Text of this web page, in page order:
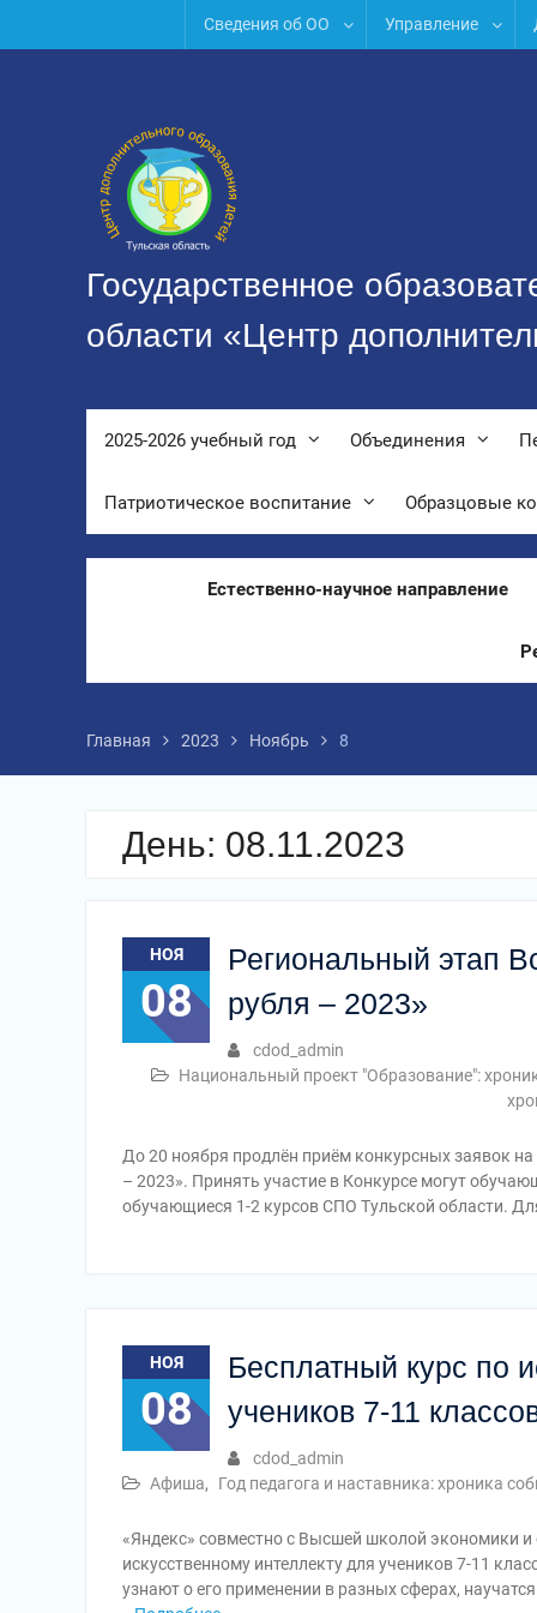
Сведения об ОО Управление
Государственное
области «Центр
2025-2026 учебный год Объединения
Патриотическое воспитание Образцовые
Естественно-научное направление
Главная 2023 Ноябрь 8
День: 08.11.2023
НОЯ
08
Региональный этап
рубля – 2023»
cdod_admin
Национальный проект "Образование":
До 20 ноября продлён приём конкурсных заявок
– 2023». Принять участие в Конкурсе могут
обучающиеся 1-2 курсов СПО Тульской области.
НОЯ
08
Бесплатный курс по
учеников 7-11
cdod_admin
Афиша, Год педагога и наставника: хроника
«Яндекс» совместно с Высшей школой экономики
искусственному интеллекту для учеников 7-11
узнают о его применении в разных сферах,